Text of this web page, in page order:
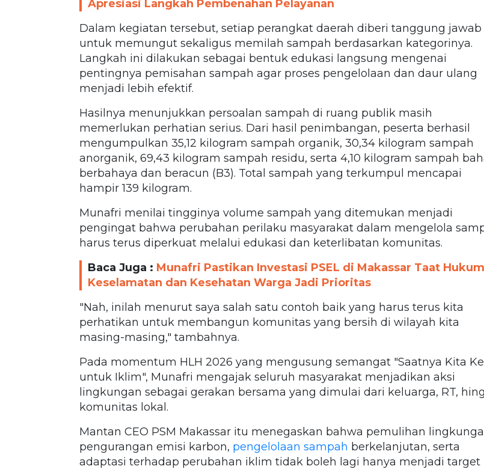
Apresiasi Langkah Pembenahan Pelayanan
Dalam kegiatan tersebut, setiap perangkat daerah diberi tanggung jawab
untuk memungut sekaligus memilah sampah berdasarkan kategorinya.
Langkah ini dilakukan sebagai bentuk edukasi langsung mengenai
pentingnya pemisahan sampah agar proses pengelolaan dan daur ulang
menjadi lebih efektif.
Hasilnya menunjukkan persoalan sampah di ruang publik masih
memerlukan perhatian serius. Dari hasil penimbangan, peserta berhasil
mengumpulkan 35,12 kilogram sampah organik, 30,34 kilogram sampah
anorganik, 69,43 kilogram sampah residu, serta 4,10 kilogram sampah
berbahaya dan beracun (B3). Total sampah yang terkumpul mencapai
hampir 139 kilogram.
Munafri menilai tingginya volume sampah yang ditemukan menjadi
pengingat bahwa perubahan perilaku masyarakat dalam mengelola
harus terus diperkuat melalui edukasi dan keterlibatan komunitas.
Baca Juga : Munafri Pastikan Investasi PSEL di Makassar Taat
Keselamatan dan Kesehatan Warga Jadi Prioritas
"Nah, inilah menurut saya salah satu contoh baik yang harus terus kita
perhatikan untuk membangun komunitas yang bersih di wilayah kita
masing-masing," tambahnya.
Pada momentum HLH 2026 yang mengusung semangat "Saatnya Kita
untuk Iklim", Munafri mengajak seluruh masyarakat menjadikan aksi
lingkungan sebagai gerakan bersama yang dimulai dari keluarga, RT,
komunitas lokal.
Mantan CEO PSM Makassar itu menegaskan bahwa pemulihan
pengurangan emisi karbon, pengelolaan sampah berkelanjutan, serta
adaptasi terhadap perubahan iklim tidak boleh lagi hanya menjadi target